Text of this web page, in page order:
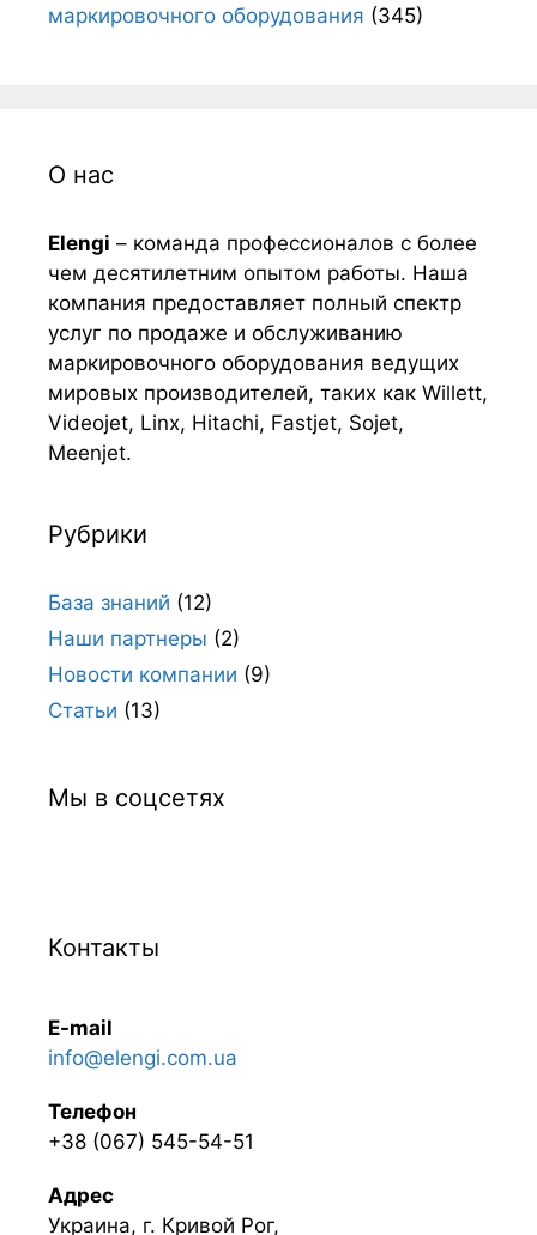
маркировочного оборудования (345)
О нас
Elengi – команда профессионалов с более
чем десятилетним опытом работы. Наша
компания предоставляет полный спектр
услуг по продаже и обслуживанию
маркировочного оборудования ведущих
мировых производителей, таких как Willett,
Videojet, Linx, Hitachi, Fastjet, Sojet,
Meenjet.
Рубрики
База знаний (12)
Наши партнеры (2)
Новости компании (9)
Статьи (13)
Мы в соцсетях
Контакты
E-mail
info@elengi.com.ua
Телефон
+38 (067) 545-54-51
Адрес
Украина, г. Кривой Рог,